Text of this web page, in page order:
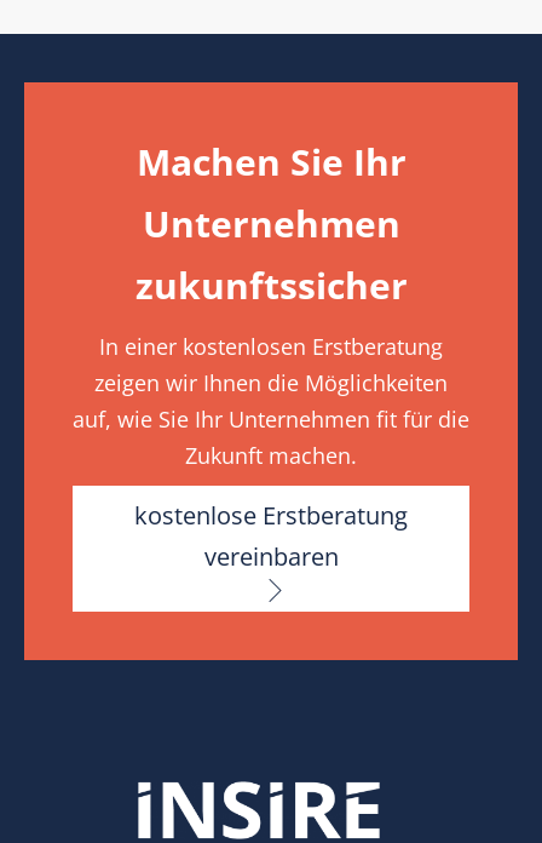
Machen Sie Ihr
Unternehmen
zukunftssicher
In einer kostenlosen Erstberatung
zeigen wir Ihnen die Möglichkeiten
auf, wie Sie Ihr Unternehmen fit für die
Zukunft machen.
kostenlose Erstberatung
vereinbaren